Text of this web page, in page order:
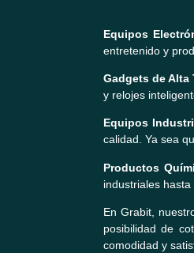
Equipos
entretenido y
Gadgets de Alta
y relojes
Equipos
calidad. Ya sea
Productos
industriales
En Grabit,
posibilidad de
comodidad y